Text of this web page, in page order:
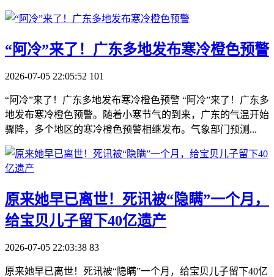
​“阿冷”来了！广东多地发布寒冷橙色预警
2026-07-05 22:05:52 101
“阿冷”来了！广东多地发布寒冷橙色预警 “阿冷”来了！广东多
地发布寒冷橙色预警。随着小寒节气的到来，广东的气温开始
骤降，多个地区的寒冷橙色预警相继发布。气象部门预测...
​原来她早已离世！死讯被“隐瞒”一个月，
给宝贝儿子留下40亿遗产
2026-07-05 22:03:38 83
原来她早已离世！死讯被“隐瞒”一个月，给宝贝儿子留下40亿